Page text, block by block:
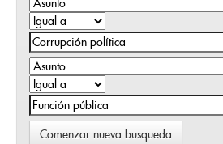
Comenzar nueva busqueda